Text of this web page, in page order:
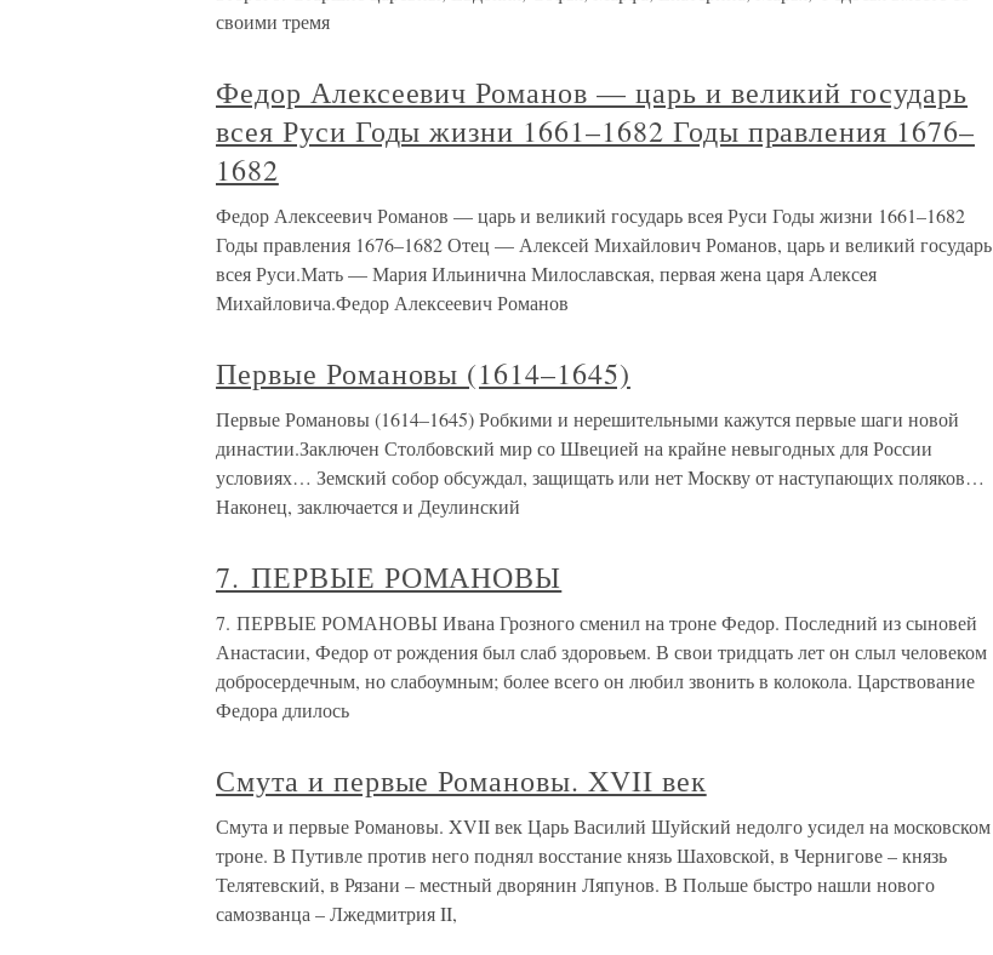
своими тремя
Федор Алексеевич Романов — царь и великий государь
всея Руси Годы жизни 1661–1682 Годы правления 1676–
1682
Федор Алексеевич Романов — царь и великий государь всея Руси Годы жизни 1661–1682
Годы правления 1676–1682 Отец — Алексей Михайлович Романов, царь и великий государь
всея Руси.Мать — Мария Ильинична Милославская, первая жена царя Алексея
Михайловича.Федор Алексеевич Романов
Первые Романовы (1614–1645)
Первые Романовы (1614–1645) Робкими и нерешительными кажутся первые шаги новой
династии.Заключен Столбовский мир со Швецией на крайне невыгодных для России
условиях… Земский собор обсуждал, защищать или нет Москву от наступающих поляков…
Наконец, заключается и Деулинский
7. ПЕРВЫЕ РОМАНОВЫ
7. ПЕРВЫЕ РОМАНОВЫ Ивана Грозного сменил на троне Федор. Последний из сыновей
Анастасии, Федор от рождения был слаб здоровьем. В свои тридцать лет он слыл человеком
добросердечным, но слабоумным; более всего он любил звонить в колокола. Царствование
Федора длилось
Смута и первые Романовы. XVII век
Смута и первые Романовы. XVII век Царь Василий Шуйский недолго усидел на московском
троне. В Путивле против него поднял восстание князь Шаховской, в Чернигове – князь
Телятевский, в Рязани – местный дворянин Ляпунов. В Польше быстро нашли нового
самозванца – Лжедмитрия II,